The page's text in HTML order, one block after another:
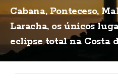
Cabana, Ponteceso,
Laracha, os únicos
eclipse total na Costa